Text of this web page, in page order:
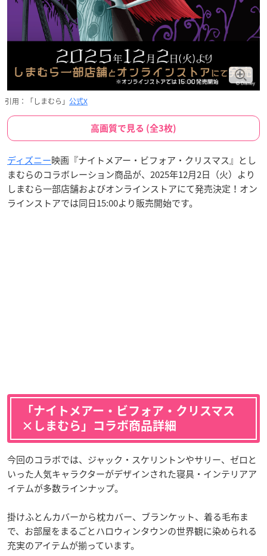
引用：「しまむら」 公式X
高画質で見る (全3枚)
ディズニー映画『ナイトメアー・ビフォア・クリスマス』とし
まむらのコラボレーション商品が、2025年12月2日（火）より
しまむら一部店舗およびオンラインストアにて発売決定！オン
ラインストアでは同日15:00より販売開始です。
「ナイトメアー・ビフォア・クリスマス
×しまむら」コラボ商品詳細
今回のコラボでは、ジャック・スケリントンやサリー、ゼロと
いった人気キャラクターがデザインされた寝具・インテリアア
イテムが多数ラインナップ。
掛けふとんカバーから枕カバー、ブランケット、着る毛布ま
で、お部屋をまるごとハロウィンタウンの世界観に染められる
充実のアイテムが揃っています。